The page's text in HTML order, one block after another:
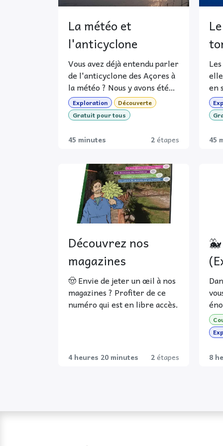
aides pour structurer le
cours
Un questionnaires pour
faire réagir les élèves et
les amener à échanger
😉
La météo et
l'anticyclone
Vous avez déjà entendu parler
de l'anticyclone des Açores à
la météo ? Nous y avons été
bloqué en voilier durant 10
jours sans un souffle de vent.
Vous êtes à deux doigts de
savoir exactement de quoi il
s'agit et comment il se met en
Exploration
Découverte
Gratuit pour tous
45 minutes 2étapes
en
45
Découvrez nos
magazines
🤠 Envie de jeter un œil à nos
magazines ? Profiter de ce
numéro qui est en libre accès.
4 heures 20 minutes 2étapes
vie
🤠
et
5
le
8